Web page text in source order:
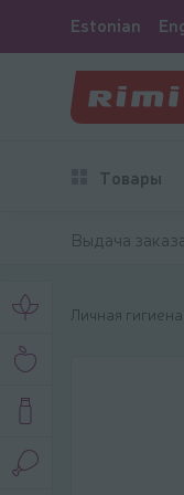
Estonian
Товары
Выдача
Личная гигиена